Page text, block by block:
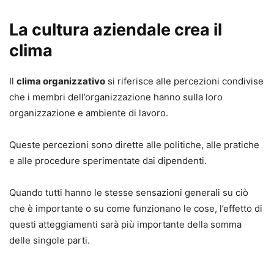
La cultura aziendale crea il
clima
Il clima organizzativo si riferisce alle percezioni condivise
che i membri dell’organizzazione hanno sulla loro
organizzazione e ambiente di lavoro.
Queste percezioni sono dirette alle politiche, alle pratiche
e alle procedure sperimentate dai dipendenti.
Quando tutti hanno le stesse sensazioni generali su ciò
che è importante o su come funzionano le cose, l’effetto di
questi atteggiamenti sarà più importante della somma
delle singole parti.